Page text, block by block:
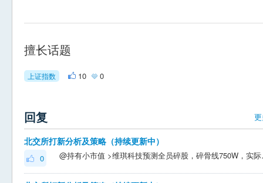
擅长话题
上证指数 10 0
回复
北交所打新分析及策略（持续更新中）
0 @持有小市值 >维琪科技预测全